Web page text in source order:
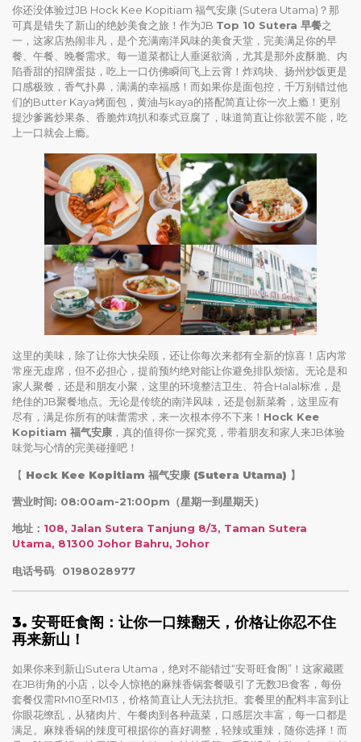
你还没体验过JB Hock Kee Kopitiam 福气安康 (Sutera Utama)？那
可真是错失了新山的绝妙美食之旅！作为JB Top 10 Sutera 早餐之
一，这家店热闹非凡，是个充满南洋风味的美食天堂，完美满足你的早
餐、午餐、晚餐需求。每一道菜都让人垂涎欲滴，尤其是那外皮酥脆、内
陷香甜的招牌蛋挞，吃上一口仿佛瞬间飞上云霄！炸鸡块、扬州炒饭更是
口感极致，香气扑鼻，满满的幸福感！而如果你是面包控，千万别错过他
们的Butter Kaya烤面包，黄油与kaya的搭配简直让你一次上瘾！更别
提沙爹酱炒果条、香脆炸鸡扒和泰式豆腐了，味道简直让你欲罢不能，吃
上一口就会上瘾。
这里的美味，除了让你大快朵颐，还让你每次来都有全新的惊喜！店内常
常座无虚席，但不必担心，提前预约绝对能让你避免排队烦恼。无论是和
家人聚餐，还是和朋友小聚，这里的环境整洁卫生、符合Halal标准，是
绝佳的JB聚餐地点。无论是传统的南洋风味，还是创新菜肴，这里应有
尽有，满足你所有的味蕾需求，来一次根本停不下来！ Hock Kee
Kopitiam 福气安康 ，真的值得你一探究竟，带着朋友和家人来JB体验
味觉与心情的完美碰撞吧！
【 Hock Kee Kopitiam 福气安康 (Sutera Utama) 】
营业时间: 08:00am-21:00pm（星期一到星期天）
地址： 108, Jalan Sutera Tanjung 8/3, Taman Sutera
Utama, 81300 Johor Bahru, Johor
电话号码: 0198028977
3. 安哥旺食阁：让你一口辣翻天，价格让你忍不住
再来新山！
如果你来到新山Sutera Utama，绝对不能错过“安哥旺食阁”！这家藏匿
在JB街角的小店，以令人惊艳的麻辣香锅套餐吸引了无数JB食客，每份
套餐仅需RM10至RM13，价格简直让人无法抗拒。套餐里的配料丰富到让
你眼花缭乱，从猪肉片、午餐肉到各种蔬菜，口感层次丰富，每一口都是
满足。麻辣香锅的辣度可根据你的喜好调整，轻辣或重辣，随你选择！而